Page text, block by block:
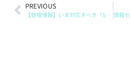
PREVIOUS
【登壇情報】いま対応すべき「SCS評価制度」の基礎を30分で解説する無料オンラインセミナー｜3/17開催 CyberCrew オンラインセミナー